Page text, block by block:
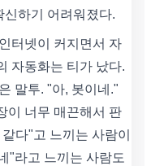
하기 어려워졌다.
터넷이 커지면서 자
자동화는 티가 났다.
말투. "아, 봇이네."
이 너무 매끈해서 판
다"고 느끼는 사람이
"라고 느끼는 사람도